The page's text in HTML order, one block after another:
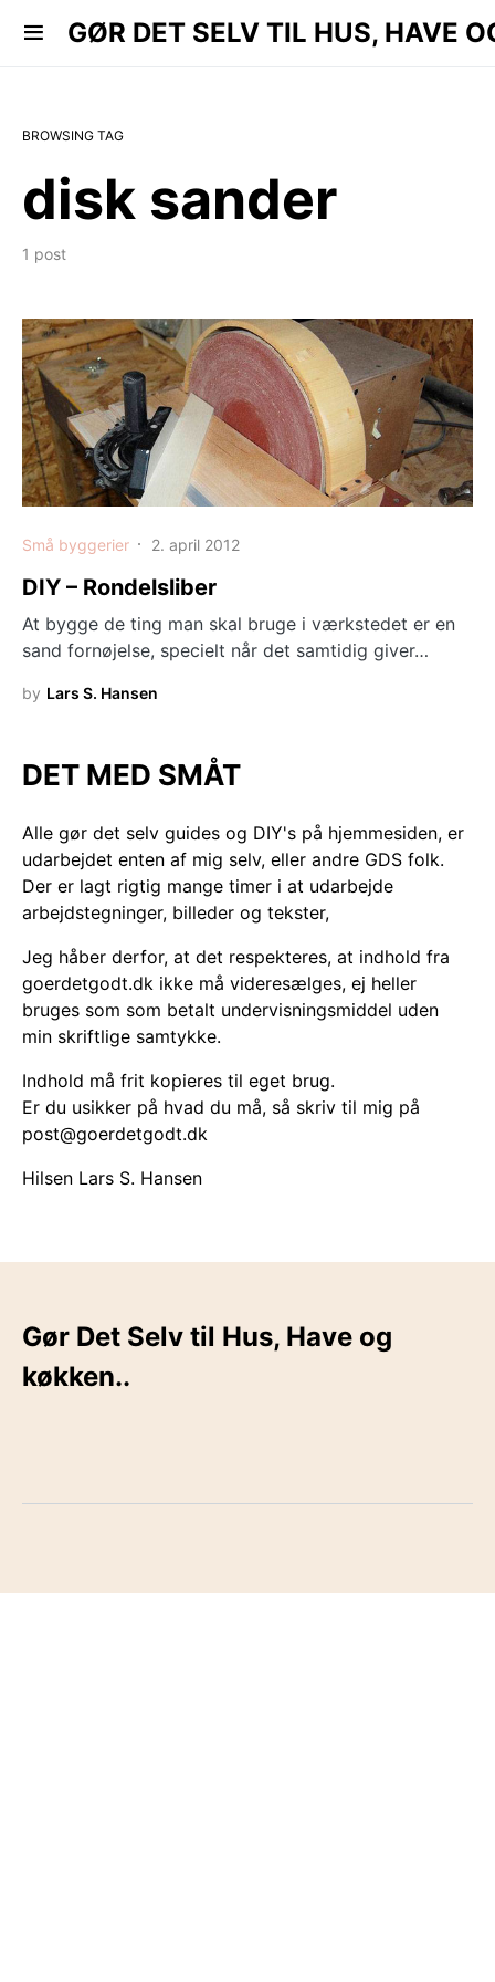
OG KØKKEN..
GØR DET SELV TIL HUS, HAVE
BROWSING TAG
disk sander
1 post
Små byggerier 2. april 2012
DIY – Rondelsliber
At bygge de ting man skal bruge i værkstedet er en
sand fornøjelse, specielt når det samtidig giver…
by Lars S. Hansen
DET MED SMÅT
Alle gør det selv guides og DIY's på hjemmesiden, er
udarbejdet enten af mig selv, eller andre GDS folk.
Der er lagt rigtig mange timer i at udarbejde
arbejdstegninger, billeder og tekster,
Jeg håber derfor, at det respekteres, at indhold fra
goerdetgodt.dk ikke må videresælges, ej heller
bruges som som betalt undervisningsmiddel uden
min skriftlige samtykke.
Indhold må frit kopieres til eget brug.
Er du usikker på hvad du må, så skriv til mig på
post@goerdetgodt.dk
Hilsen Lars S. Hansen
Gør Det Selv til Hus, Have og
køkken..